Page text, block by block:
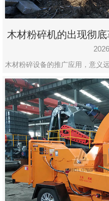
木材粉碎机的出现彻
木材粉碎设备的推广应用，意义